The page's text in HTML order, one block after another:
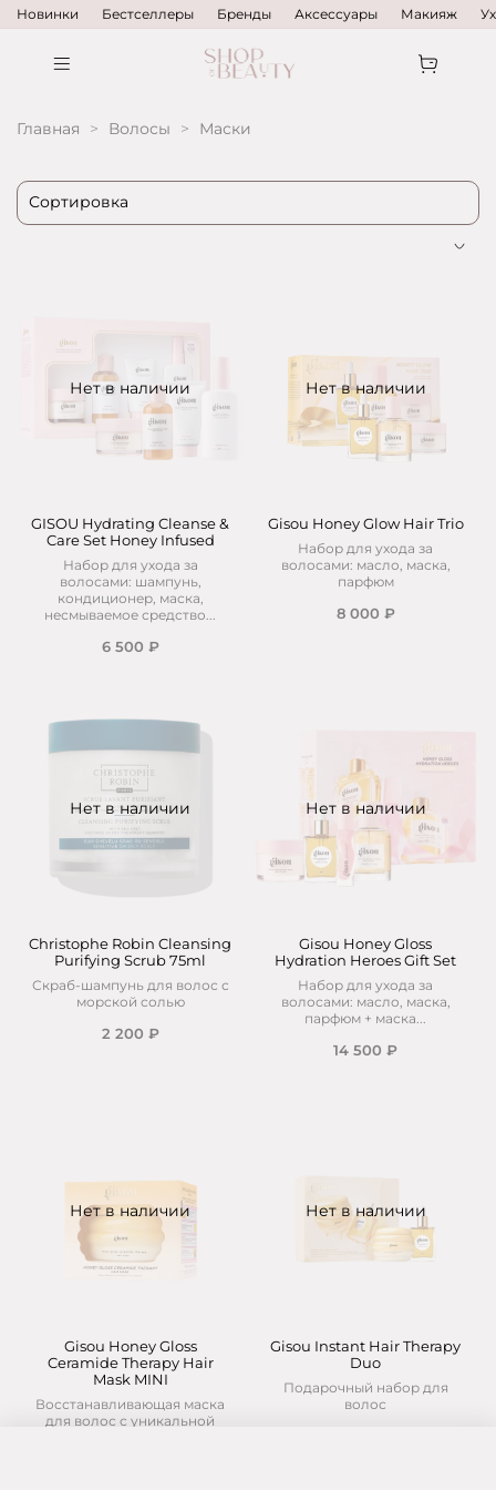
Новинки Бестселлеры Бренды Аксессуары Макияж
Главная Волосы Маски
Нет в наличии
GISOU Hydrating Cleanse &
Care Set Honey Infused
Набор для ухода за
волосами: шампунь,
кондиционер, маска,
несмываемое средство...
6 500 ₽
Нет в наличии
Gisou Honey Glow Hair Trio
Набор для ухода за
волосами: масло, маска,
парфюм
8 000 ₽
Нет в наличии
Christophe Robin Cleansing
Purifying Scrub 75ml
Скраб-шампунь для волос с
морской солью
2 200 ₽
Нет в наличии
Gisou Honey Gloss
Hydration Heroes Gift Set
Набор для ухода за
волосами: масло, маска,
парфюм + маска...
14 500 ₽
Нет в наличии
Gisou Honey Gloss
Ceramide Therapy Hair
Mask MINI
Восстанавливающая маска
для волос с уникальной
Нет в наличии
Gisou Instant Hair Therapy
Duo
Подарочный набор для
волос